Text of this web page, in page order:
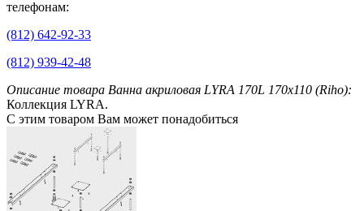
телефонам:
(812) 642-92-33
(812) 939-42-48
Описание товара Ванна акриловая LYRA 170L 170x110 (Riho):
Коллекция LYRA.
С этим товаром Вам может понадобиться